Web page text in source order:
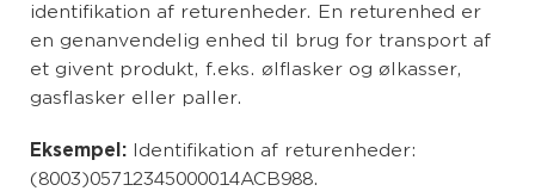
identifikation af returenheder. En returenhed er
en genanvendelig enhed til brug for transport af
et givent produkt, f.eks. ølflasker og ølkasser,
gasflasker eller paller.
Eksempel: Identifikation af returenheder:
(8003)05712345000014ACB988.